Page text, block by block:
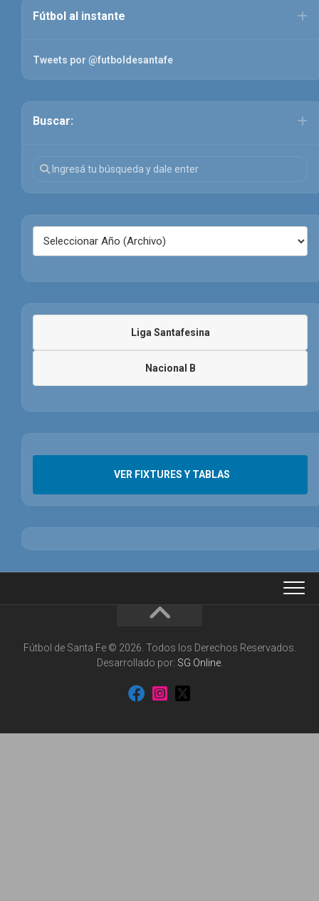
Fútbol al instante
Tweets por @futboldesantafe
Buscar:
Liga Santafesina
Nacional B
VER FIXTURES Y TABLAS
Fútbol de Santa Fe © 2026. Todos los Derechos Reservados.
Desarrollado por: SG Online.